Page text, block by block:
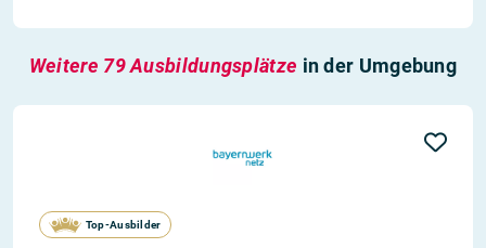
Weitere 79 Ausbildungsplätze in der Umgebung
Top-Ausbilder